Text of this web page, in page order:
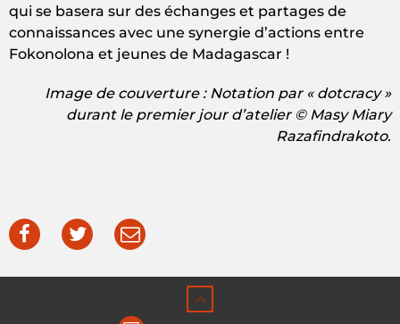
qui se basera sur des échanges et partages de
connaissances avec une synergie d’actions entre
Fokonolona et jeunes de Madagascar !
Image de couverture : Notation par « dotcracy »
durant le premier jour d’atelier © Masy Miary
Razafindrakoto.